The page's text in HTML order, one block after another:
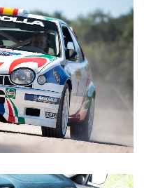
Vanaf € 55.950,-
Hilux (excl. BTW)
OOK ALS BATTERIJ-
ELEKTRISCH